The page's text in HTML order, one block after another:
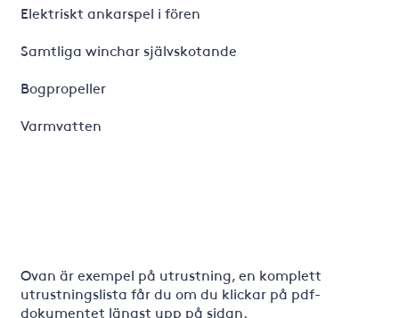
Elektriskt ankarspel i fören
Samtliga winchar självskotande
Bogpropeller
Varmvatten
Ovan är exempel på utrustning, en komplett
utrustningslista får du om du klickar på pdf-
dokumentet längst upp på sidan.